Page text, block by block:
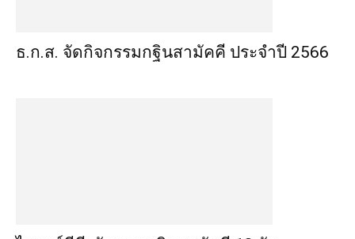
ธ.ก.ส. จัดกิจกรรมกฐินสามัคคี ประจำปี 2566